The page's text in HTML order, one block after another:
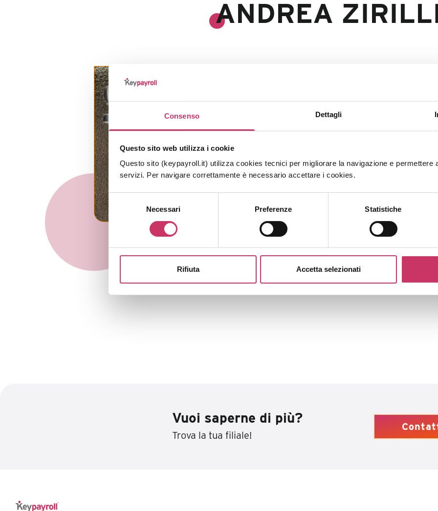
Consenso Dettagli
Questo sito web utilizza i cookie
Questo sito (keypayroll.it) utilizza cookies tecnici per migliorare la navigazione e permettere
servizi. Per navigare correttamente è necessario accettare i cookies.
Selezione
del
consenso
Necessari Preferenze Statistiche
Rifiuta Accetta selezionati
ANDREA
Nato a Roma nel 1975 e laureato in
25 anni di esperienza nel settore delle
internazionale tra Usa, Europa ed Asia.
Esperto di soluzioni di staffing, ha guidato
con l’obiettivo di generare valore
Autore di saggi sul mondo delle vendite e
nella prevenzione delle dipendenze
Vuoi saperne di più?
Trova la tua filiale!